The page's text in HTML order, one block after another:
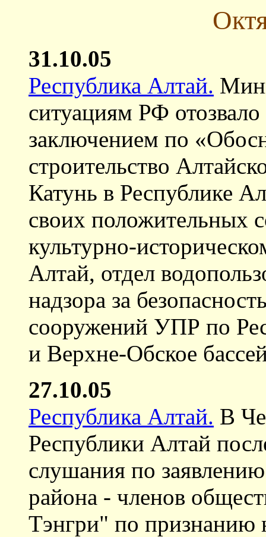
31.10.05
Республика Алтай.
ситуациям РФ
заключением по
строительство
Катунь в Республике
своих положительных
культурно-
Алтай, отдел
надзора за
сооружений УПР по
и Верхне-Обское
27.10.05
Республика Алтай. В
Республики Алтай
слушания по
района - членов
Тэнгри" по признанию